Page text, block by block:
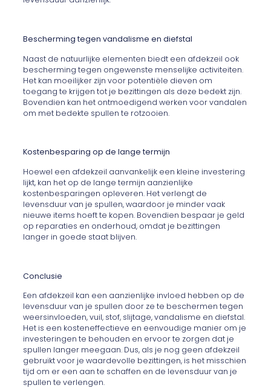
Bescherming tegen vandalisme en diefstal
Naast de natuurlijke elementen biedt een afdekzeil ook
bescherming tegen ongewenste menselijke activiteiten.
Het kan moeilijker zijn voor potentiële dieven om
toegang te krijgen tot je bezittingen als deze bedekt zijn.
Bovendien kan het ontmoedigend werken voor vandalen
om met bedekte spullen te rotzooien.
Kostenbesparing op de lange termijn
Hoewel een afdekzeil aanvankelijk een kleine investering
lijkt, kan het op de lange termijn aanzienlijke
kostenbesparingen opleveren. Het verlengt de
levensduur van je spullen, waardoor je minder vaak
nieuwe items hoeft te kopen. Bovendien bespaar je geld
op reparaties en onderhoud, omdat je bezittingen
langer in goede staat blijven.
Conclusie
Een afdekzeil kan een aanzienlijke invloed hebben op de
levensduur van je spullen door ze te beschermen tegen
weersinvloeden, vuil, stof, slijtage, vandalisme en diefstal.
Het is een kosteneffectieve en eenvoudige manier om je
investeringen te behouden en ervoor te zorgen dat je
spullen langer meegaan. Dus, als je nog geen afdekzeil
gebruikt voor je waardevolle bezittingen, is het misschien
tijd om er een aan te schaffen en de levensduur van je
spullen te verlengen.